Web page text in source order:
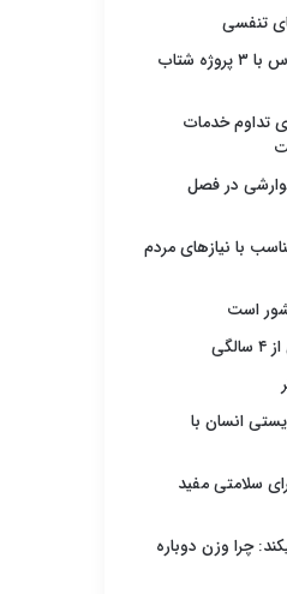
تنفسی
توسعه زیرساخت‌های سلامت فارس با ۳ پروژه شتاب
تداوم خدمات
در فصل
با نیازهای مردم
است
انسان با
سلامتی مفید
چرا وزن دوباره